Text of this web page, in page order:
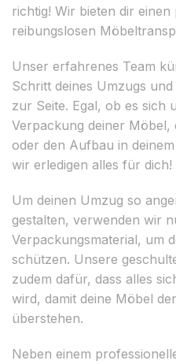
richtig! Wir bieten dir
reibungslosen
Unser erfahrenes Team
Schritt deines Umzugs
zur Seite. Egal, ob es sich
Verpackung deiner
oder den Aufbau in
wir erledigen alles für dich!
Um deinen Umzug so
gestalten, verwenden wir
Verpackungsmaterial, um
schützen. Unsere
zudem dafür, dass alles
wird, damit deine Möbel
überstehen.
Neben einem